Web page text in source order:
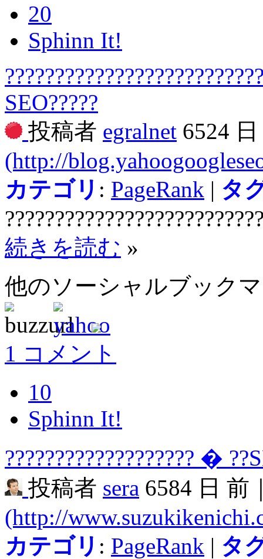
20
Sphinn It!
SEO?????
投稿者 egralnet 6524
(http://
カテゴリ : PageRank | タ
続きを読む »
他のソーシャルブック
1 コメント
10
Sphinn It!
??????????????????? �
投稿者 sera 6584 日 前
(http://
カテゴリ : PageRank | タ